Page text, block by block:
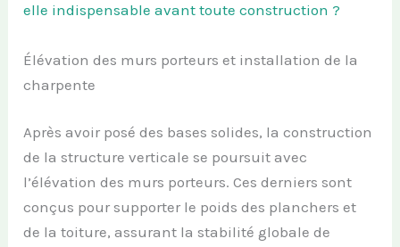
elle indispensable avant toute construction ?
Élévation des murs porteurs et installation de la
charpente
Après avoir posé des bases solides, la construction
de la structure verticale se poursuit avec
l’élévation des murs porteurs. Ces derniers sont
conçus pour supporter le poids des planchers et
de la toiture, assurant la stabilité globale de